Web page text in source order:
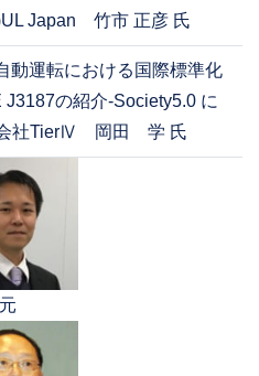
Japan 竹市 正彦 氏
動運転における国際標準化
の紹介-Society5.0 に
社TierⅣ 岡田 学 氏